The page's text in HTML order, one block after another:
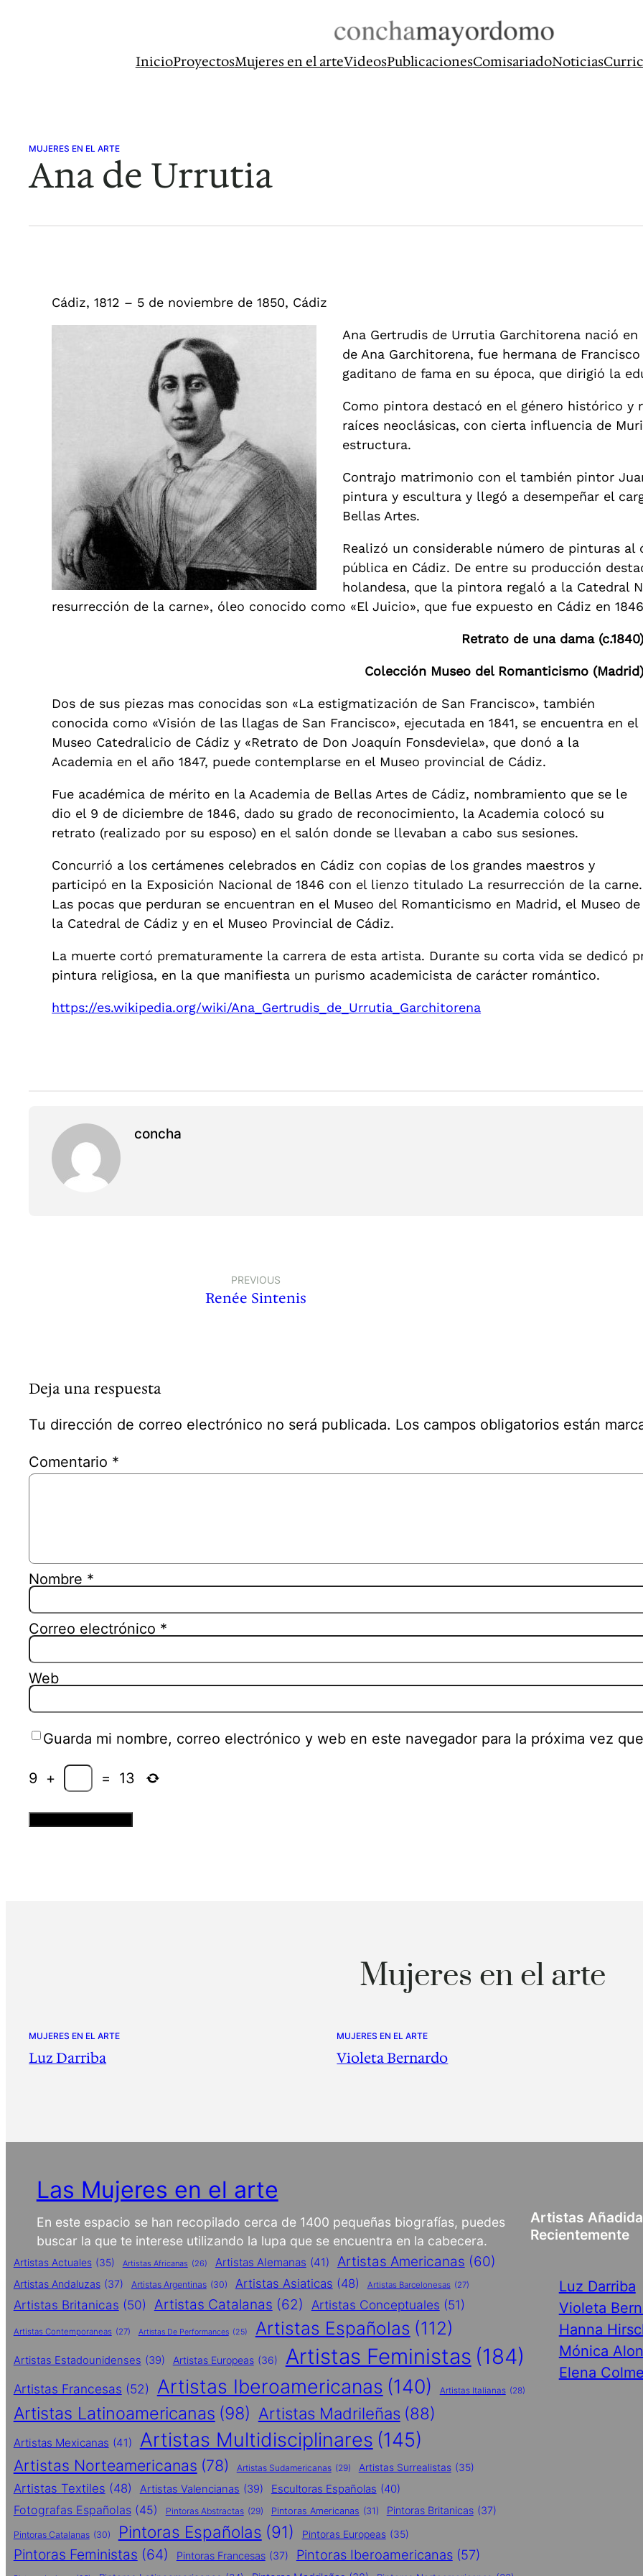
InicioProyectosMujeres en el arteVideosPublicacionesComisariadoNoticias
MUJERES EN EL ARTE
Ana de Urrutia
Cádiz, 1812 – 5 de noviembre de 1850, Cádiz
Ana Gertrudis de Urrutia Garchitorena nació en
de Ana Garchitorena, fue hermana de
gaditano de fama en su época, que dirigió la
Como pintora destacó en el género histórico
raíces neoclásicas, con cierta influencia de
estructura.
Contrajo matrimonio con el también pintor
pintura y escultura y llegó a desempeñar el
Bellas Artes.
Realizó un considerable número de pinturas
pública en Cádiz. De entre su producción
holandesa, que la pintora regaló a la Catedral
resurrección de la carne», óleo conocido como «El Juicio», que fue expuesto en Cádiz en
Retrato de una dama (c.1840)
Colección Museo del Romanticismo (Madrid)
Dos de sus piezas mas conocidas son «La estigmatización de San Francisco», también
conocida como «Visión de las llagas de San Francisco», ejecutada en 1841, se encuentra en el
Museo Catedralicio de Cádiz y «Retrato de Don Joaquín Fonsdeviela», que donó a la
Academia en el año 1847, puede contemplarse en el Museo provincial de Cádiz.
Fue académica de mérito en la Academia de Bellas Artes de Cádiz, nombramiento que se le
dio el 9 de diciembre de 1846, dado su grado de reconocimiento, la Academia colocó su
retrato (realizado por su esposo) en el salón donde se llevaban a cabo sus sesiones.
Concurrió a los certámenes celebrados en Cádiz con copias de los grandes maestros y
participó en la Exposición Nacional de 1846 con el lienzo titulado La resurrección de la carne.
Las pocas que perduran se encuentran en el Museo del Romanticismo en Madrid, el Museo de
la Catedral de Cádiz y en el Museo Provincial de Cádiz.
La muerte cortó prematuramente la carrera de esta artista. Durante su corta vida se dedicó
pintura religiosa, en la que manifiesta un purismo academicista de carácter romántico.
https://es.wikipedia.org/wiki/Ana_Gertrudis_de_Urrutia_Garchitorena
concha
PREVIOUS
Renée Sintenis
Deja una respuesta
Tu dirección de correo electrónico no será publicada. Los campos obligatorios están
Comentario *
Nombre *
Correo electrónico *
Web
Guarda mi nombre, correo electrónico y web en este navegador para la próxima vez
9 + = 13
Mujeres en el arte
MUJERES EN EL ARTE
Luz Darriba
MUJERES EN EL ARTE
Violeta Bernardo
Las Mujeres en el arte
En este espacio se han recopilado cerca de 1400 pequeñas biografías, puedes
buscar la que te interese utilizando la lupa que se encuentra en la cabecera.
Artistas Actuales (35) Artistas Africanas (26) Artistas Alemanas (41) Artistas Americanas (60)
Artistas Andaluzas (37) Artistas Argentinas (30) Artistas Asiaticas (48) Artistas Barcelonesas (27)
Artistas Britanicas (50) Artistas Catalanas (62) Artistas Conceptuales (51)
Artistas Contemporaneas (27) Artistas De Performances (25) Artistas Españolas (112)
Artistas Estadounidenses (39) Artistas Europeas (36) Artistas Feministas (184)
Artistas Francesas (52) Artistas Iberoamericanas (140) Artistas Italianas (28)
Artistas Latinoamericanas (98) Artistas Madrileñas (88)
Artistas Mexicanas (41) Artistas Multidisciplinares (145)
Artistas Norteamericanas (78) Artistas Sudamericanas (29) Artistas Surrealistas (35)
Artistas Textiles (48) Artistas Valencianas (39) Escultoras Españolas (40)
Fotografas Españolas (45) Pintoras Abstractas (29) Pintoras Americanas (31) Pintoras Britanicas (37)
Pintoras Catalanas (30) Pintoras Españolas (91) Pintoras Europeas (35)
Pintoras Feministas (64) Pintoras Francesas (37) Pintoras Iberoamericanas (57)
Artistas
Recientemente
Luz Darriba
Violeta
Hanna
Mónica
Elena